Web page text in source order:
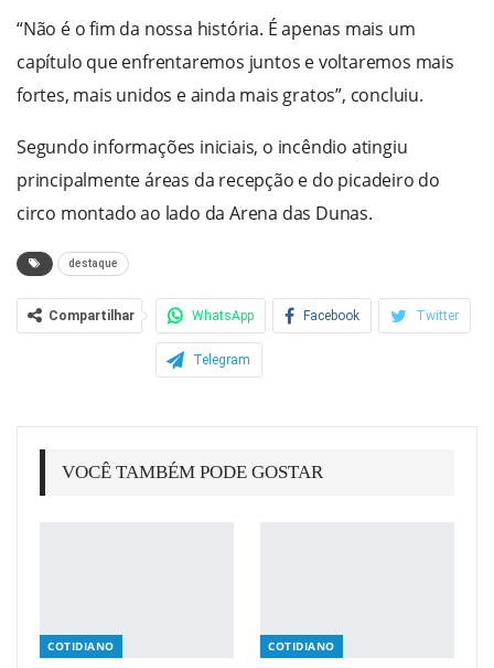
“Não é o fim da nossa história. É apenas mais um
capítulo que enfrentaremos juntos e voltaremos mais
fortes, mais unidos e ainda mais gratos”, concluiu.
Segundo informações iniciais, o incêndio atingiu
principalmente áreas da recepção e do picadeiro do
circo montado ao lado da Arena das Dunas.
destaque
Compartilhar WhatsApp Facebook Twitter
Telegram
VOCÊ TAMBÉM PODE GOSTAR
COTIDIANO COTIDIANO